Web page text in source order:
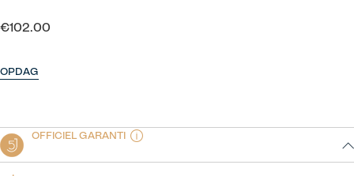
€102.00
OPDAG
OFFICIEL GARANTI